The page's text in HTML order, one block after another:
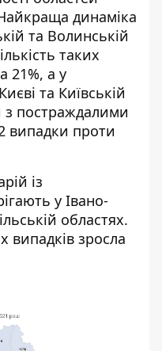
динаміка
та Волинській
таких
21%, а у
та Київській
з постраждалими
випадки проти
із
у Івано-
областях.
випадків зросла